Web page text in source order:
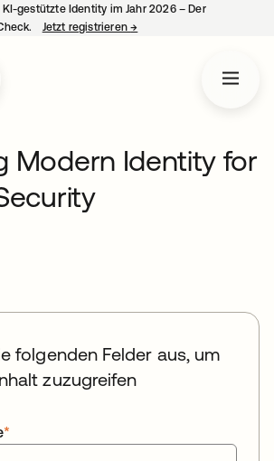
gestützte Identity im Jahr 2026 – Der
Jetzt registrieren→
Modern Identity for
folgenden Felder aus, um
zuzugreifen
*